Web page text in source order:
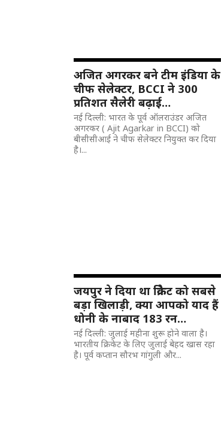
अजित अगरकर बने टीम इंडिया के
चीफ सेलेक्टर, BCCI ने 300
प्रतिशत सैलेरी बढ़ाई…
नई दिल्ली: भारत के पूर्व ऑलराउंडर अजित
अगरकर ( Ajit Agarkar in BCCI) को
बीसीसीआई ने चीफ सेलेक्टर नियुक्त कर दिया
है।...
जयपुर ने दिया था क्रिकेट को सबसे
बड़ा खिलाड़ी, क्या आपको याद हैं
धोनी के नाबाद 183 रन…
नई दिल्ली: जुलाई महीना शुरू होने वाला है।
भारतीय क्रिकेट के लिए जुलाई बेहद खास रहा
है। पूर्व कप्तान सौरभ गांगुली और...